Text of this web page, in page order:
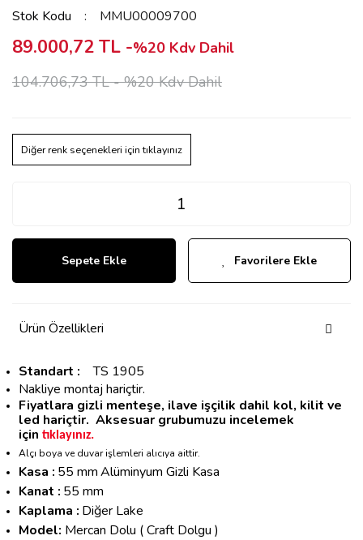
Stok Kodu MMU00009700
89.000,72 TL -%20 Kdv Dahil
104.706,73 TL -%20 Kdv Dahil
Diğer renk seçenekleri için tıklayınız
Sepete Ekle Favorilere Ekle
Ürün Özellikleri
Standart :
TS 1905
Nakliye montaj hariçtir.
Fiyatlara gizli menteşe, ilave işçilik dahil kol, kilit ve
led hariçtir. Aksesuar grubumuzu incelemek
için tıklayınız.
Alçı boya ve duvar işlemleri alıcıya aittir.
Kasa : 55 mmAlüminyum Gizli Kasa
Kanat : 55 mm
Kaplama : Diğer Lake
Model: Mercan Dolu ( Craft Dolgu )